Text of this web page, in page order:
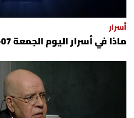
أسرار
ماذا في أسرار اليوم الجمعة 07-08-2026؟